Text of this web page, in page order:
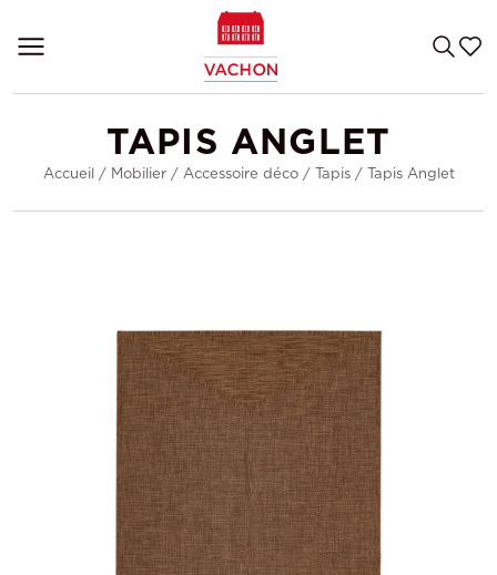
TAPIS ANGLET
Accueil / Mobilier/ Accessoire déco/ Tapis/ Tapis Anglet